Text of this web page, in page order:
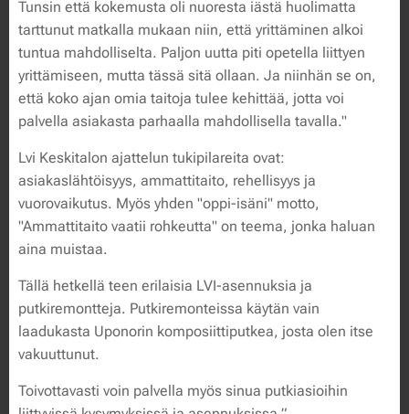
Tunsin että kokemusta oli nuoresta iästä huolimatta
tarttunut matkalla mukaan niin, että yrittäminen alkoi
tuntua mahdolliselta. Paljon uutta piti opetella liittyen
yrittämiseen, mutta tässä sitä ollaan. Ja niinhän se on,
että koko ajan omia taitoja tulee kehittää, jotta voi
palvella asiakasta parhaalla mahdollisella tavalla."
Lvi Keskitalon ajattelun tukipilareita ovat:
asiakaslähtöisyys, ammattitaito, rehellisyys ja
vuorovaikutus. Myös yhden "oppi-isäni" motto,
"Ammattitaito vaatii rohkeutta" on teema, jonka haluan
aina muistaa.
Tällä hetkellä teen erilaisia LVI-asennuksia ja
putkiremontteja. Putkiremonteissa käytän vain
laadukasta Uponorin komposiittiputkea, josta olen itse
vakuuttunut.
Toivottavasti voin palvella myös sinua putkiasioihin